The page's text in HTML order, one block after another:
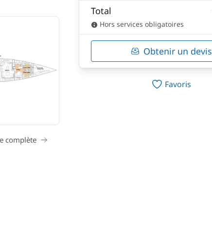
complète
Total
Hors services obligatoires
Obtenir un devis
Favoris